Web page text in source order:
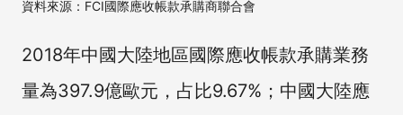
資料來源：FCI國際應收帳款承購商聯合會
2018年中國大陸地區國際應收帳款承購業務
量為397.9億歐元，占比9.67%；中國大陸應